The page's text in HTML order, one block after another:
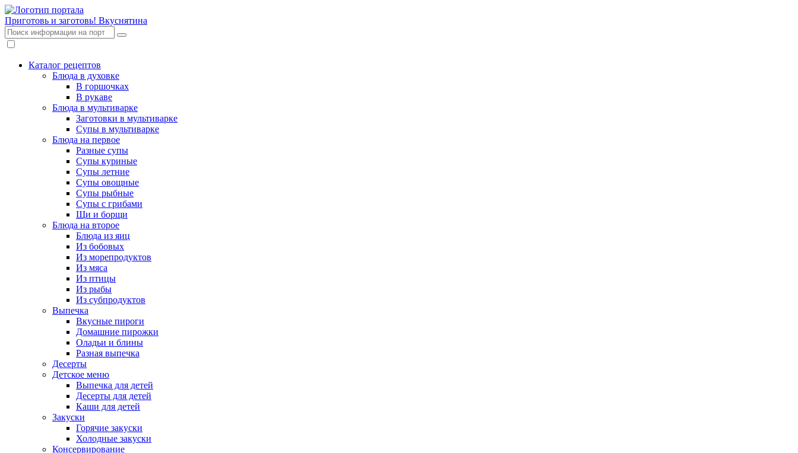
Приготовь и заготовь! Вкуснятина
Каталог рецептов
Блюда в духовке
В горшочках
В рукаве
Блюда в мультиварке
Заготовки в мультиварке
Супы в мультиварке
Блюда на первое
Разные супы
Супы куриные
Супы летние
Супы овощные
Супы рыбные
Супы с грибами
Щи и борщи
Блюда на второе
Блюда из яиц
Из бобовых
Из морепродуктов
Из мяса
Из птицы
Из рыбы
Из субпродуктов
Выпечка
Вкусные пироги
Домашние пирожки
Оладьи и блины
Разная выпечка
Десерты
Детское меню
Выпечка для детей
Десерты для детей
Каши для детей
Закуски
Горячие закуски
Холодные закуски
Консервирование